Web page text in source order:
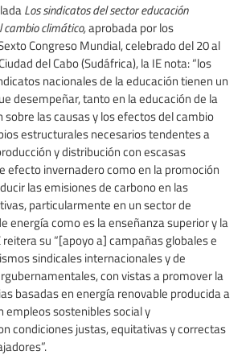
Los sindicatos del sector educación
cambio climático,aprobada por los
Congreso Mundial, celebrado del 20 al
del Cabo (Sudáfrica), la IE nota: “los
nacionales de la educación tienen un
desempeñar, tanto en la educación de la
sobre las causas y los efectos del cambio
estructurales necesarios tendentes a
y distribución con escasas
efecto invernadero como en la promoción
las emisiones de carbono en las
particularmente en un sector de
energía como es la enseñanza superior y la
reitera su “[apoyo a] campañas globales e
sindicales internacionales y de
con vistas a promover la
basadas en energía renovable producida a
empleos sostenibles social y
condiciones justas, equitativas y correctas